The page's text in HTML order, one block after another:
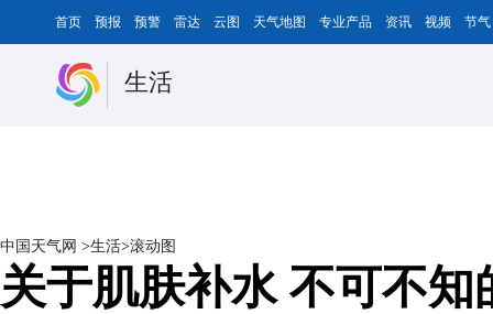
首页 预报 预警 雷达 云图 天气地图 专业产品 资讯 视频 节气
生活
中国天气网 >生活>滚动图
关于肌肤补水 不可不知